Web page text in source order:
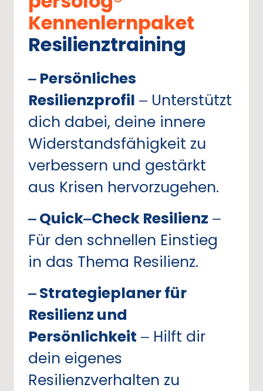
Kennenlernpaket
Resilienztraining
‒
Resilienzprofil ‒
dich dabei, deine
Widerstandsfähigkeit
verbessern und
aus Krisen hervorzugehen.
‒Quick‒Check Resilienz ‒
Für den schnellen
in das Thema Resilienz.
‒Strategieplaner
Resilienz
Persönlichkeit ‒ Hilft
dein
Resilienzverhalten